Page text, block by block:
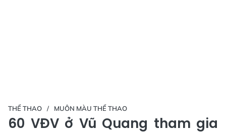
THỂ THAO MUÔN MÀU THỂ THAO
60 VĐV ở Vũ Quang tham gia